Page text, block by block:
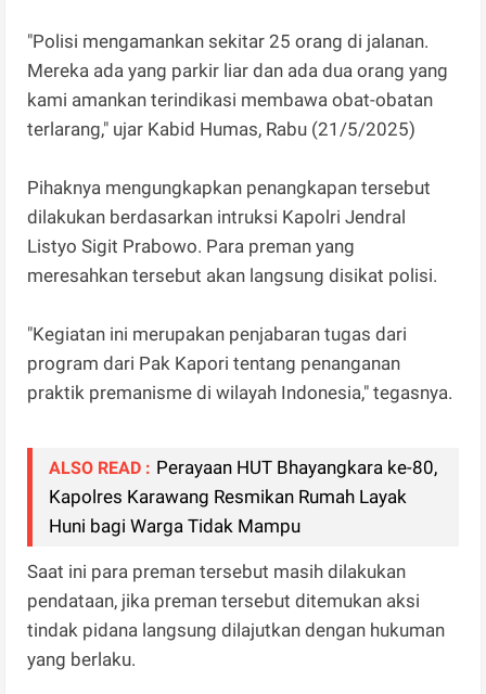
"Polisi mengamankan sekitar 25 orang di jalanan.
Mereka ada yang parkir liar dan ada dua orang yang
kami amankan terindikasi membawa obat-obatan
terlarang," ujar Kabid Humas, Rabu (21/5/2025)
Pihaknya mengungkapkan penangkapan tersebut
dilakukan berdasarkan intruksi Kapolri Jendral
Listyo Sigit Prabowo. Para preman yang
meresahkan tersebut akan langsung disikat polisi.
"Kegiatan ini merupakan penjabaran tugas dari
program dari Pak Kapori tentang penanganan
praktik premanisme di wilayah Indonesia," tegasnya.
ALSO READ : Perayaan HUT Bhayangkara ke-80,
Kapolres Karawang Resmikan Rumah Layak
Huni bagi Warga Tidak Mampu
Saat ini para preman tersebut masih dilakukan
pendataan, jika preman tersebut ditemukan aksi
tindak pidana langsung dilajutkan dengan hukuman
yang berlaku.